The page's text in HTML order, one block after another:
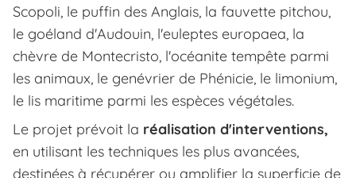
Scopoli, le puffin des Anglais, la fauvette pitchou,
le goéland d'Audouin, l'euleptes europaea, la
chèvre de Montecristo, l'océanite tempête parmi
les animaux, le genévrier de Phénicie, le limonium,
le lis maritime parmi les espèces végétales.
Le projet prévoit la réalisation d'interventions,
en utilisant les techniques les plus avancées,
destinées à récupérer ou amplifier la superficie de